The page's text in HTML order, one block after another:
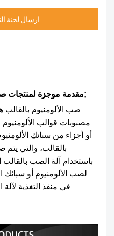
ارسال لجنة
مقدمة موجزة لمنتجات صب الألومنيوم&نبسب;&نبسب;
صب الألومنيوم
مصبوبات قوالب
أو أجزاء من سبائك
بالقالب، والتي
باستخدام آلة الصب
لصب الألومنيوم أو سبائك
في منفذ التغذية